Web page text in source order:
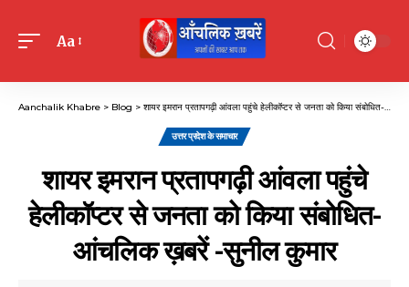
Font
Aa
Aanchalik Khabre > Blog > शायर इमरान प्रतापगढ़ी आंवला पहुंचे हेलीकॉप्टर से जनता को किया संबोधित- आंचलिक ख़बरें -सुनील कुमार
उत्तर प्रदेश के समाचार
शायर इमरान प्रतापगढ़ी आंवला पहुंचे
हेलीकॉप्टर से जनता को किया संबोधित-
आंचलिक ख़बरें -सुनील कुमार